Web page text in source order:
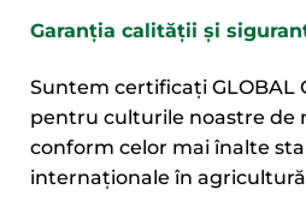
Garanția calității și
Suntem certificați GLOBAL
pentru culturile noastre de
conform celor mai înalte
internaționale în